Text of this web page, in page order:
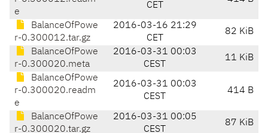
e
CET
BalanceOfPowe
r-0.300012.tar.gz
2016-03-16 21:29
CET
82 KiB
BalanceOfPowe
r-0.300020.meta
2016-03-31 00:03
CEST
11 KiB
BalanceOfPowe
r-0.300020.readm
e
2016-03-31 00:03
CEST
414 B
BalanceOfPowe
r-0.300020.tar.gz
2016-03-31 00:05
CEST
87 KiB